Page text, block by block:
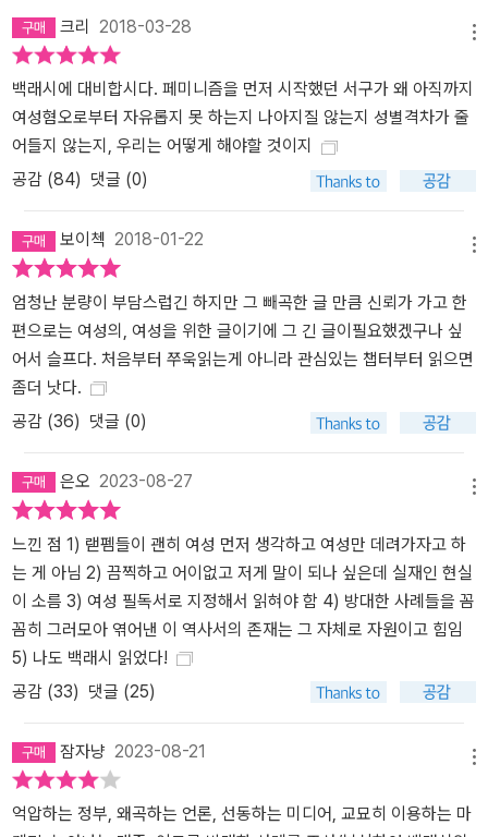
기시감을 느낀다. 1848년 역사적인 세니커폴스 대회에서 여성의 권
리 선언이 낭독되고 얼마 되지 않아 빅토리아식 도덕적 설교가 호전
적인 입법부와 점잖은 학계에서 쏟아져 나왔고, 20세기 초 여성 참정
권 운동가들은 ‘빨갱이’로 매도당해 침묵을 강요받았으며, 2차 세계대
전 전후, 미국 정부와 산업계는 한때 ‘산업의 역군’이라 칭송하던 여성
들을 직장에서 몰아낼 궁리를 하느라 바빴다. 매 시기마다 “뇌와 자궁
의 충돌”처럼 “과학 연구의 새로운 발견들에 왕년의 싸구려 도덕주의
를 버무린” 유사한 언어들이 범람했다. 팔루디는 반격의 반복되는 습
성을 언급하며 여성해방의 역사는 늘 “결코 목적에 닿지 못한 채 무한
을 향해 나아가는 수학적 커브와 유사”하다고 말한다. 그리고 그 커브
가 그리는 “나선은 결승선 바로 앞에서 그녀의 등 뒤로 돌아간다.” 팔
루디가 인용한 심리학자 진 베이커 밀러의 말에 따르면 반격은 “여성
들이 실제로 영향력을 가지게 되었다는 증거일 수도 있지만, 보통 성
나기 전에 일어난다. …… 마치 큰 변화를 앞두고 위협을 느낄 때 반격
디가 포착한 그 공포는 언론이 배포하는 ‘트렌드 기사’에서 시작해서
텔레비전, 영화, 광고, 수술실을 경유해 여성의 일, 마음, 그리고 신체
를 구속하는 것으로 종지부를 찍었다. 반격의 서두: 독립을 위해 결혼
을 포기한 비참한 싱글 여성 “언론은 여성의 불행의 근원을 다른 곳에
서 찾을 수도 있었으리라. 뉴라이트와 여성 혐오적인 백악관에서, 한
기가 도는 재계와 고집스러운 사회·종교기관에서 …… 하지만 언론은
반격을 철저하게 파헤치는 대신 이를 유포하는 쪽을 택했다.”_본문 가
운데 “‘남자 품귀 현상’ 때문에 여성의 결혼 가능성이 위험할 정도로
룬 소위 ‘결혼 궁핍 사태’는 곧 미국 대중문화의 모든 미디어들이 열광
하는 뉴스가 됐다. 이 기사는 예일 대학의 사회학자 닐 베넷과 하버드
대학의 경제학자 데이비드 블룸이 공동으로 진행 중인 여성의 결혼
패턴에 대한 미발표 연구를 토대로 하고 있었다. 베넷의 통계치는 사
크리 2018-03-28
백래시에 대비합시다. 페미니즘을 먼저 시작했던 서구가 왜 아직까지
여성혐오로부터 자유롭지 못 하는지 나아지질 않는지 성별격차가 줄
어들지 않는지, 우리는 어떻게 해야할 것이지
공감 (84) 댓글 (0)
보이첵 2018-01-22
엄청난 분량이 부담스럽긴 하지만 그 빼곡한 글 만큼 신뢰가 가고 한
편으로는 여성의, 여성을 위한 글이기에 그 긴 글이필요했겠구나 싶
어서 슬프다. 처음부터 쭈욱읽는게 아니라 관심있는 챕터부터 읽으면
좀더 낫다.
공감 (36) 댓글 (0)
은오 2023-08-27
느낀 점 1) 랟펨들이 괜히 여성 먼저 생각하고 여성만 데려가자고 하
는 게 아님 2) 끔찍하고 어이없고 저게 말이 되나 싶은데 실재인 현실
이 소름 3) 여성 필독서로 지정해서 읽혀야 함 4) 방대한 사례들을 꼼
꼼히 그러모아 엮어낸 이 역사서의 존재는 그 자체로 자원이고 힘임
5) 나도 백래시 읽었다!
공감 (33) 댓글 (25)
잠자냥 2023-08-21
억압하는 정부, 왜곡하는 언론, 선동하는 미디어, 교묘히 이용하는 마